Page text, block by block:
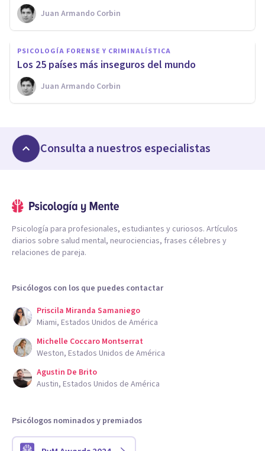
Juan Armando Corbin
PSICOLOGÍA FORENSE Y CRIMINALÍSTICA
Los 25 países más inseguros del mundo
Juan Armando Corbin
Consulta a nuestros especialistas
Psicología para profesionales, estudiantes y curiosos. Artículos
diarios sobre salud mental, neurociencias, frases célebres y
relaciones de pareja.
Psicólogos con los que puedes contactar
Priscila Miranda Samaniego
Miami, Estados Unidos de América
Michelle Coccaro Montserrat
Weston, Estados Unidos de América
Agustin De Brito
Austin, Estados Unidos de América
Psicólogos nominados y premiados